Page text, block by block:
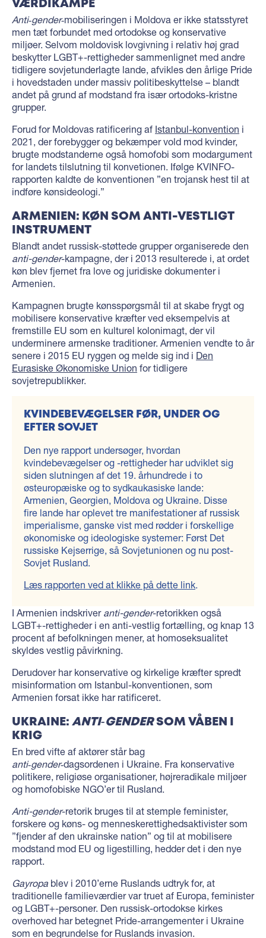
KVINDEBEVÆGELSER FØR, UNDER OG
EFTER SOVJET
Den nye rapport undersøger, hvordan
kvindebevægelser og -rettigheder har udviklet sig
siden slutningen af det 19. århundrede i to
østeuropæiske og to sydkaukasiske lande:
Armenien, Georgien, Moldova og Ukraine. Disse
fire lande har oplevet tre manifestationer af russisk
imperialisme, ganske vist med rødder i forskellige
økonomiske og ideologiske systemer: Først Det
russiske Kejserrige, så Sovjetunionen og nu post-
Sovjet Rusland.
Læs rapporten ved at klikke på dette link
VÆRDIKAMPE
Anti‑gender‑mobiliseringen i Moldova er ikke statsstyret
men tæt forbundet med ortodokse og konservative
miljøer. Selvom moldovisk lovgivning i relativ høj grad
beskytter LGBT+-rettigheder sammenlignet med andre
tidligere sovjetunderlagte lande, afvikles den årlige Pride
i hovedstaden under massiv politibeskyttelse – blandt
andet på grund af modstand fra især ortodoks-kristne
grupper.
Forud for Moldovas ratificering af Istanbul-konvention i
2021, der forebygger og bekæmper vold mod kvinder,
brugte modstanderne også homofobi som modargument
for landets tilslutning til konvetionen. Ifølge KVINFO-
rapporten kaldte de konventionen ”en trojansk hest til at
indføre kønsideologi.”
ARMENIEN: KØN SOM ANTI-VESTLIGT
INSTRUMENT
Blandt andet russisk-støttede grupper organiserede den
anti-gender-kampagne, der i 2013 resulterede i, at ordet
køn blev fjernet fra love og juridiske dokumenter i
Armenien.
Kampagnen brugte kønsspørgsmål til at skabe frygt og
mobilisere konservative kræfter ved eksempelvis at
fremstille EU som en kulturel kolonimagt, der vil
underminere armenske traditioner. Armenien vendte to år
senere i 2015 EU ryggen og melde sig ind i Den
Eurasiske Økonomiske Union for tidligere
sovjetrepublikker.
I Armenien indskriver anti-gender-retorikken også
LGBT+-rettigheder i en anti-vestlig fortælling, og knap 13
procent af befolkningen mener, at homoseksualitet
skyldes vestlig påvirkning.
Derudover har konservative og kirkelige kræfter spredt
misinformation om Istanbul-konventionen, som
Armenien forsat ikke har ratificeret.
UKRAINE: ANTI‑GENDERSOM VÅBEN I
KRIG
En bred vifte af aktører står bag
anti‑gender‑dagsordenen i Ukraine. Fra konservative
politikere, religiøse organisationer, højreradikale miljøer
og homofobiske NGO’er til Rusland.
Anti-gender-retorik bruges til at stemple feminister,
forskere og køns- og menneskerettighedsaktivister som
”fjender af den ukrainske nation” og til at mobilisere
modstand mod EU og ligestilling, hedder det i den nye
rapport.
Gayropa blev i 2010’erne Ruslands udtryk for, at
traditionelle familieværdier var truet af Europa, feminister
og LGBT+-personer. Den russisk-ortodokse kirkes
overhoved har betegnet Pride-arrangementer i Ukraine
som en begrundelse for Ruslands invasion.